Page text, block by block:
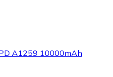
A1259 10000mAh